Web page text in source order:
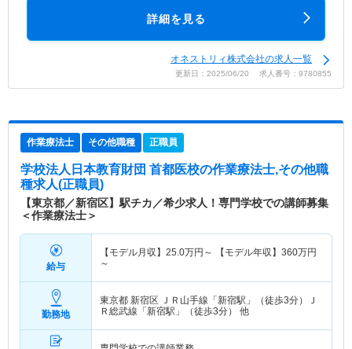
詳細を見る
オネストリィ株式会社の求人一覧
更新日：2025/06/20 求人番号：9780855
作業療法士 その他職種 正職員
学校法人日本教育財団 首都医校の作業療法士,その他職
種求人(正職員)
【東京都／新宿区】駅チカ／希少求人！専門学校での講師募集
＜作業療法士＞
給与
【モデル月収】 25.0万円～ 【モデル年収】 360万円
～
勤務地
東京都 新宿区 ＪＲ山手線「新宿駅」（徒歩3分）Ｊ
Ｒ総武線「新宿駅」（徒歩3分） 他